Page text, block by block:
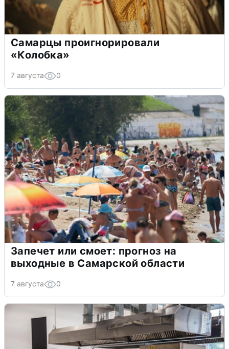
Самарцы проигнорировали
«Колобка»
7 августа 0
Запечет или смоет: прогноз на
выходные в Самарской области
7 августа 0